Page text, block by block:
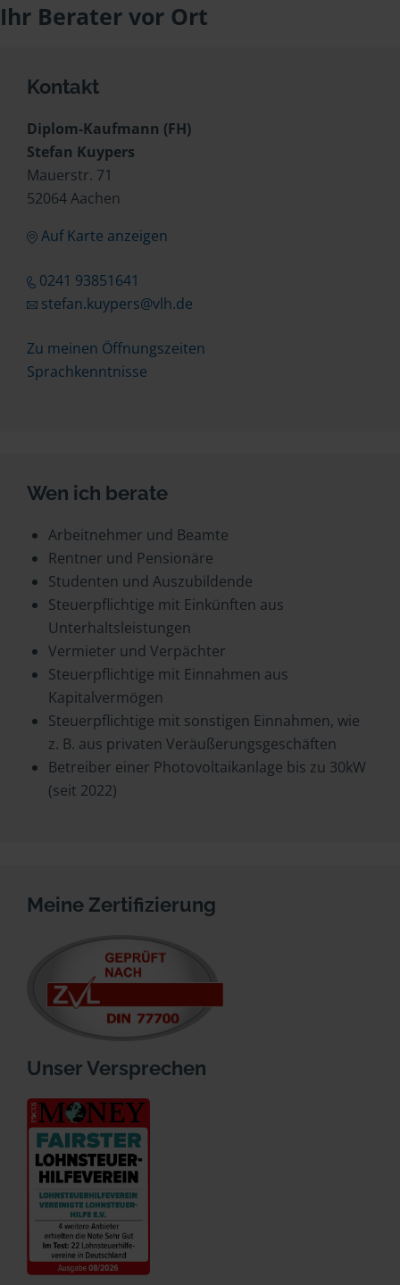
Ihr Berater vor Ort
Kontakt
Diplom-Kaufmann (FH)
Stefan Kuypers
Mauerstr. 71
52064 Aachen
Auf Karte anzeigen
0241 93851641
stefan.kuypers@vlh.de
Zu meinen Öffnungszeiten
Sprachkenntnisse
Wen ich berate
Arbeitnehmer und Beamte
Rentner und Pensionäre
Studenten und Auszubildende
Steuerpflichtige mit Einkünften aus
Unterhaltsleistungen
Vermieter und Verpächter
Steuerpflichtige mit Einnahmen aus
Kapitalvermögen
Steuerpflichtige mit sonstigen Einnahmen, wie
z. B. aus privaten Veräußerungsgeschäften
Betreiber einer Photovoltaikanlage bis zu 30kW
(seit 2022)
Meine Zertifizierung
Unser Versprechen